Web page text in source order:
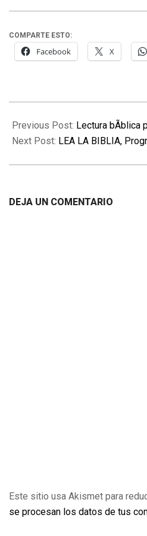
COMPARTE ESTO:
Facebook X
10-
10
Previous Post: Lectura bÃ­blica
Next Post: LEA LA BIBLIA,
DEJA UN COMENTARIO
Este sitio usa Akismet para
se procesan los datos de tus